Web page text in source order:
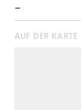
-
AUF DER KARTE